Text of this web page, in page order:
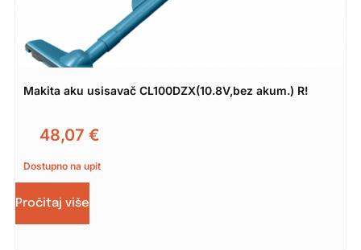
Makita aku usisavač CL100DZX(10.8V,bez akum.) R!
48,07 €
Dostupno na upit
Pročitaj više